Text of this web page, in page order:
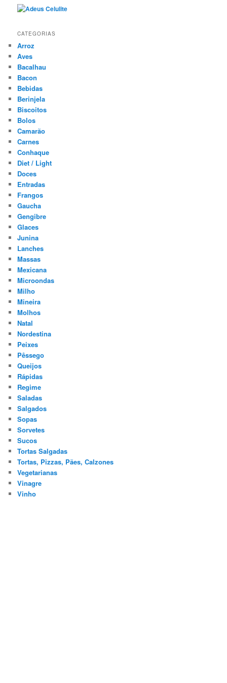
CATEGORIAS
Arroz
Aves
Bacalhau
Bacon
Bebidas
Berinjela
Biscoitos
Bolos
Camarão
Carnes
Conhaque
Diet / Light
Doces
Entradas
Frangos
Gaucha
Gengibre
Glaces
Junina
Lanches
Massas
Mexicana
Microondas
Milho
Mineira
Molhos
Natal
Nordestina
Peixes
Pêssego
Queijos
Rápidas
Regime
Saladas
Salgados
Sopas
Sorvetes
Sucos
Tortas Salgadas
Tortas, Pizzas, Pães, Calzones
Vegetarianas
Vinagre
Vinho